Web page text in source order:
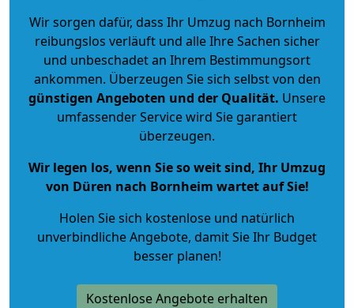
Wir sorgen dafür, dass Ihr Umzug nach Bornheim
reibungslos verläuft und alle Ihre Sachen sicher
und unbeschadet an Ihrem Bestimmungsort
ankommen. Überzeugen Sie sich selbst von den
günstigen Angeboten und der Qualität. Unsere
umfassender Service wird Sie garantiert
überzeugen.
Wir legen los, wenn Sie so weit sind, Ihr Umzug
von Düren nach Bornheim wartet auf Sie!
Holen Sie sich kostenlose und natürlich
unverbindliche Angebote, damit Sie Ihr Budget
besser planen!
Kostenlose Angebote erhalten